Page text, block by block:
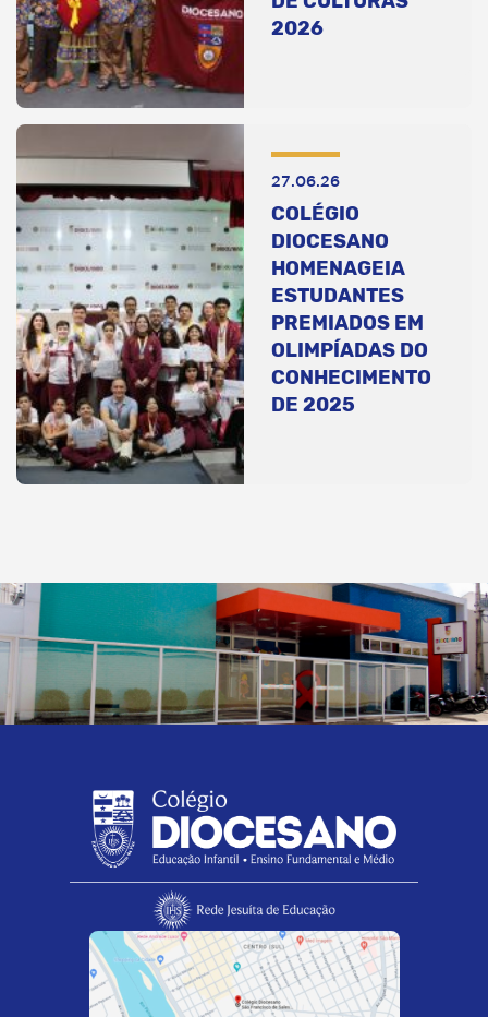
2026
27.06.26
COLÉGIO
DIOCESANO
HOMENAGEIA
ESTUDANTES
PREMIADOS EM
OLIMPÍADAS DO
CONHECIMENTO
DE 2025